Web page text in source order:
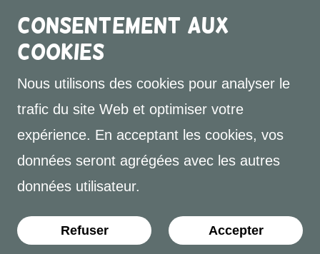
Copyright © 2020 Maison des Jeunes de St-
Eustache, Le Spot! - Tous droits réservés.
Heures d'ouvertures
Optimisé par
Consentement aux
cookies
Nous utilisons des cookies pour analyser le
trafic du site Web et optimiser votre
expérience. En acceptant les cookies, vos
données seront agrégées avec les autres
données utilisateur.
Refuser Accepter